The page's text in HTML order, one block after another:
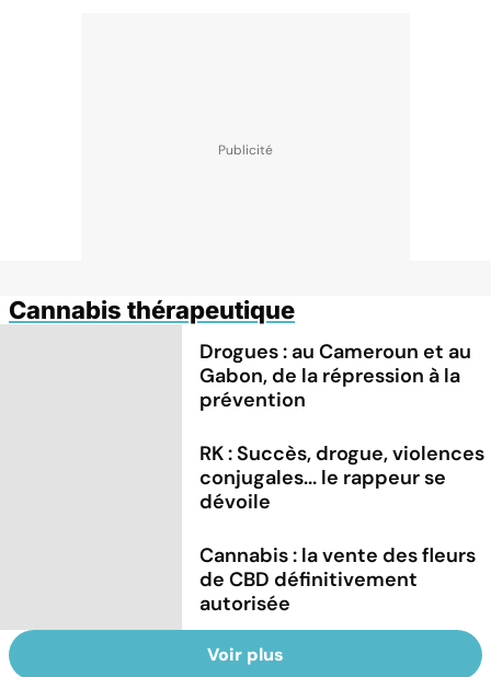
Cannabis thérapeutique
Drogues : au Cameroun et au
Gabon, de la répression à la
prévention
RK : Succès, drogue, violences
conjugales... le rappeur se
dévoile
Cannabis : la vente des fleurs
de CBD définitivement
autorisée
Voir plus